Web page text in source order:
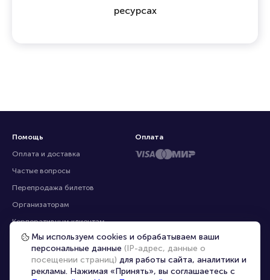
ресурсах
Помощь
Оплата и доставка
Частые вопросы
Перепродажа билетов
Организаторам
Корпоративным клиентам
VIP-билеты
Условия использования
Персональные данные
Оплата
Мы используем cookies и обрабатываем ваши
персональные данные (IP-адрес, данные о
посещении страниц) для работы сайта, аналитики и
рекламы. Нажимая «Принять», вы соглашаетесь с